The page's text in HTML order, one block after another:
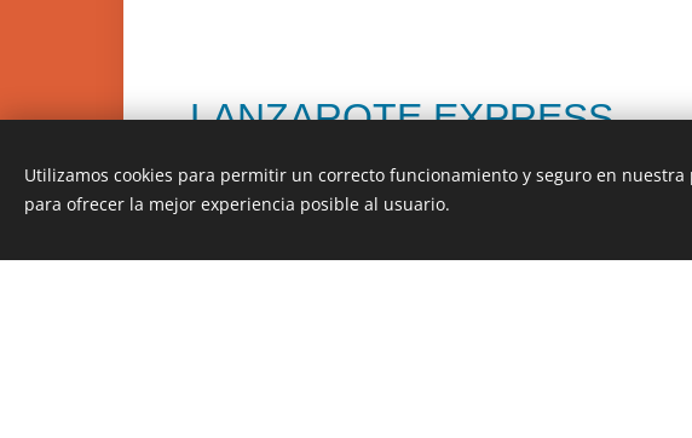
Utilizamos cookies para permitir un correcto funcionamiento y seguro en nuestra
para ofrecer la mejor experiencia posible al usuario.